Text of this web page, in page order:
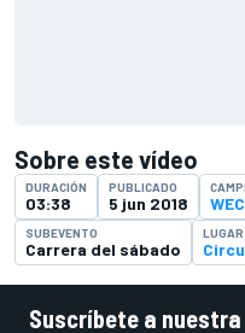
Sobre este vídeo
DURACIÓN
03:38
PUBLICADO
5 jun 2018 WEC
SUBEVENTO
Carrera del sábado
LUGAR
Suscríbete a